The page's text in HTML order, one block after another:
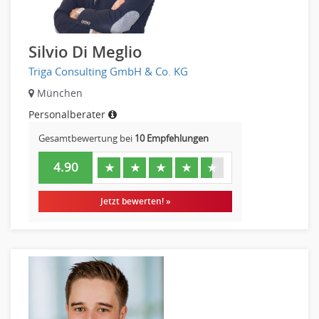
IT Leitung, Teamleitung
IT Prozessmanagement
Qualitätssicherung, Qualitätsprüfung
SAP/ERP-Beratung, Entwicklung
Security
Softwareentwicklung
Systemadministration, Netzwerkadministration
Training
Web-Entwicklung
Wirtschaftsinformatik
Geowissenschaften
Pharmazie
Silvio Di Meglio
Triga Consulting GmbH & Co. KG
München
Personalberater
Gesamtbewertung bei 10 Empfehlungen
4.90 ★ ★ ★ ★ ★
Jetzt bewerten! »